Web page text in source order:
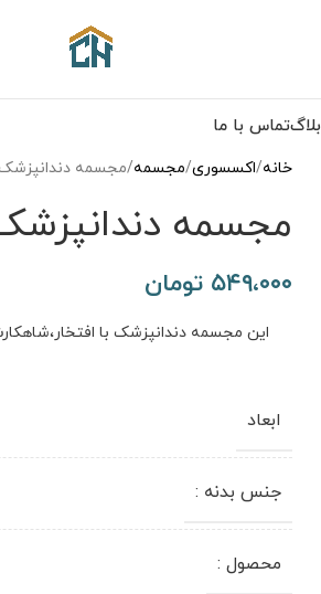
بلاگتماس با ما
خانه اکسسوری مجسمه مجسمه دندانپزشک
مجسمه
۵۴۹،۰۰۰ تومان
این مجسمه دندانپزشک با
ابعاد
جنس بدنه :
محصول :